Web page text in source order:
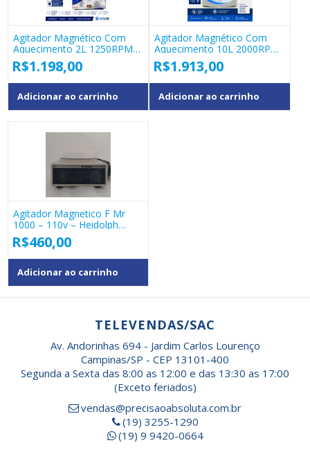
Agitador Magnético Com
Aquecimento 2L 1250RPM
SATRA 78HW-1 – 220v
R$1.198,00
Adicionar ao carrinho
Agitador Magnético Com
Aquecimento 10L 2000RPM
400°C Gt-Amb10L 110v
R$1.913,00
Adicionar ao carrinho
Agitador Magnetico F Mr
1000 – 110v – Heidolph
Ponta Estoque
R$460,00
Adicionar ao carrinho
TELEVENDAS/SAC
Av. Andorinhas 694 - Jardim Carlos Lourenço
Campinas/SP - CEP 13101-400
Segunda a Sexta das 8:00 as 12:00 e das 13:30 as 17:00
(Exceto feriados)
vendas@precisaoabsoluta.com.br
(19) 3255-1290
(19) 9 9420-0664